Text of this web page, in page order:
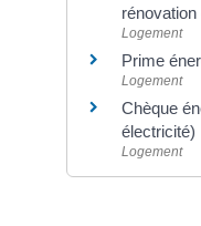
Logement
Prime
Logement
Chèque
électricité)
Logement